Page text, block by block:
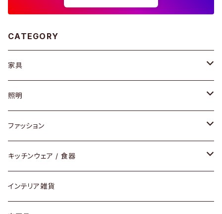
CATEGORY
家具
ソファ / ベンチ
チェア / スツール
ダイニングセット / ダイニングテーブル
ローテーブル / サイドテーブル
照明
ペンダントライト
テーブルランプ / デスクスタンド
フロアライト
ファッション
アクセサリー
リング
ピアス / イヤリング
財布
キッチンウェア / 食器
グラス / タンブラー
インテリア雑貨